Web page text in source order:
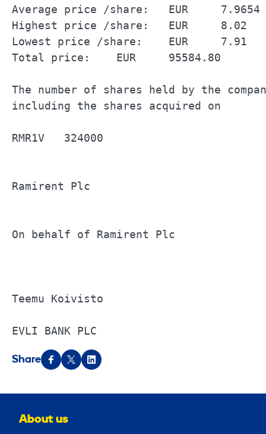
Average price /share:	EUR	7.9654
Highest price /share:	EUR	8.02
Lowest price /share:	EUR	7.91
Total price:	EUR	95584.80
The number of shares held by the
including the shares acquired on 	07 October 2010
RMR1V	324000
Ramirent Plc
On behalf of Ramirent Plc
Teemu Koivisto
EVLI BANK PLC
Share
About us